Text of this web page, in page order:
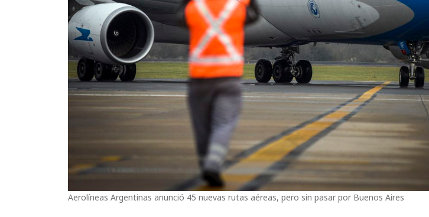
Aerolíneas Argentinas anunció 45 nuevas rutas aéreas, pero sin pasar por Buenos Aires